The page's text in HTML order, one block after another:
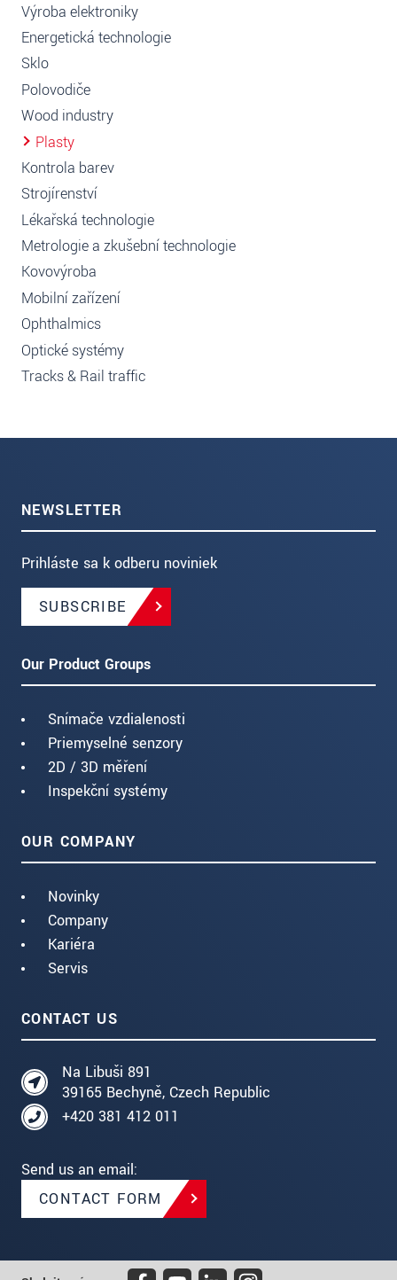
Výroba elektroniky
Energetická technologie
Sklo
Polovodiče
Wood industry
Plasty
Kontrola barev
Strojírenství
Lékařská technologie
Metrologie a zkušební technologie
Kovovýroba
Mobilní zařízení
Ophthalmics
Optické systémy
Tracks & Rail traffic
NEWSLETTER
Prihláste sa k odberu noviniek
SUBSCRIBE
Our Product Groups
Snímače vzdialenosti
Priemyselné senzory
2D / 3D měření
Inspekční systémy
OUR COMPANY
Novinky
Company
Kariéra
Servis
CONTACT US
Na Libuši 891
39165 Bechyně, Czech Republic
+420 381 412 011
Send us an email:
CONTACT FORM